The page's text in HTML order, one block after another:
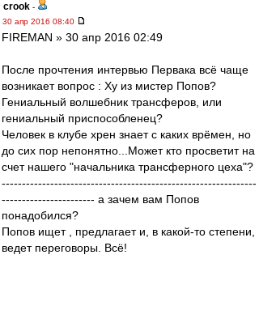
crook -
30 апр 2016 08:40
FIREMAN » 30 апр 2016 02:49
После прочтения интервью Первака всё чаще
возникает вопрос : Ху из мистер Попов?
Гениальный волшебник трансферов, или
гениальный приспособленец?
Человек в клубе хрен знает с каких врёмен, но
до сих пор непонятно...Может кто просветит на
счет нашего "начальника трансферного цеха"?
---------------------------------------------------------------
----------------------- а зачем вам Попов
понадобился?
Попов ищет , предлагает и, в какой-то степени,
ведет переговоры. Всё!